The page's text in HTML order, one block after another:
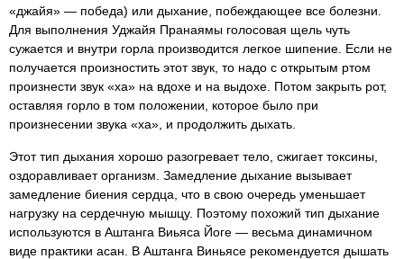
«джайя» — победа) или дыхание, побеждающее все болезни.
Для выполнения Уджайя Пранаямы голосовая щель чуть
сужается и внутри горла производится легкое шипение. Если не
получается произностить этот звук, то надо с открытым ртом
произнести звук «ха» на вдохе и на выдохе. Потом закрыть рот,
оставляя горло в том положении, которое было при
произнесении звука «ха», и продолжить дыхать.
Этот тип дыхания хорошо разогревает тело, сжигает токсины,
оздоравливает организм. Замедление дыхание вызывает
замедление биения сердца, что в свою очередь уменьшает
нагрузку на сердечную мышцу. Поэтому похожий тип дыхание
используются в Аштанга Виьяса Йоге — весьма динамичном
виде практики асан. В Аштанга Виньясе рекомендуется дышать